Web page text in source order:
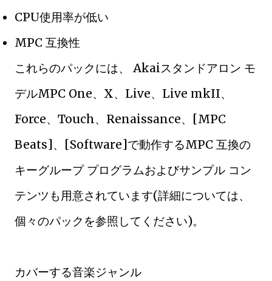
CPU使用率が低い
MPC 互換性
これらのパックには、 Akaiスタンドアロン モ
デルMPC One、X、Live、Live mkII、
Force、Touch、Renaissance、[MPC
Beats]、[Software]で動作するMPC 互換の
キーグループ プログラムおよびサンプル コン
テンツも用意されています(詳細については、
個々のパックを参照してください)。
カバーする音楽ジャンル